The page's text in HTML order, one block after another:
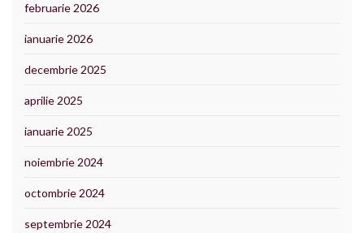
februarie 2026
ianuarie 2026
decembrie 2025
aprilie 2025
ianuarie 2025
noiembrie 2024
octombrie 2024
septembrie 2024